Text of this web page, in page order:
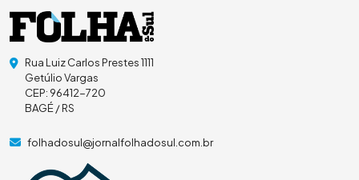
Rua Luiz Carlos Prestes 1111
Getúlio Vargas
CEP: 96412-720
BAGÉ / RS
folhadosul@jornalfolhadosul.com.br